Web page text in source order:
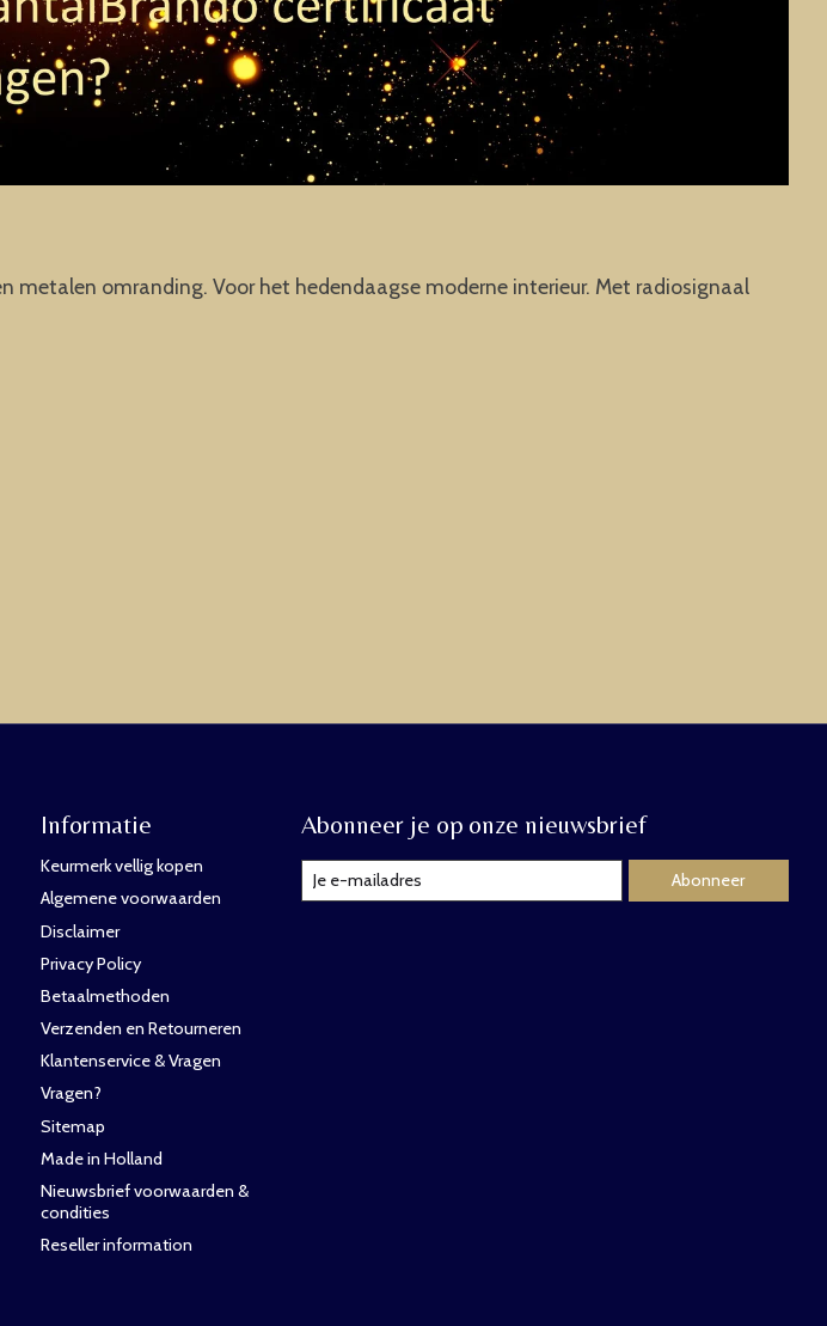
omranding. Voor het hedendaagse moderne interieur. Met radiosignaal
Informatie
Keurmerk vellig kopen
Algemene voorwaarden
Disclaimer
Privacy Policy
Betaalmethoden
Verzenden en Retourneren
Klantenservice & Vragen
Vragen?
Sitemap
Made in Holland
Nieuwsbrief voorwaarden &
condities
Reseller information
Abonneer je op onze nieuwsbrief
Abonneer